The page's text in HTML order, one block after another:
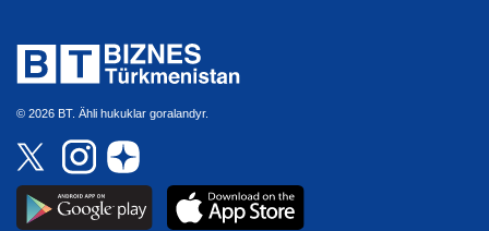
© 2026 BT. Ähli hukuklar goralandyr.